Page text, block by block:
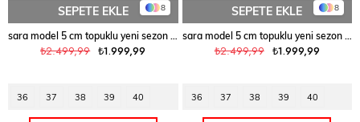
8
SEPETE EKLE
₺1.999,99
₺2.499,99
36 37 38 39 40
8
SEPETE EKLE
₺1.999,99
₺2.499,99
36 37 38 39 40